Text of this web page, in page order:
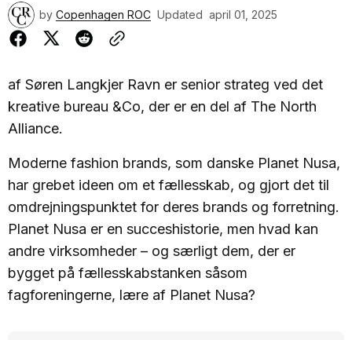
by Copenhagen ROC Updated april 01, 2025
af Søren Langkjer Ravn er senior strateg ved det
kreative bureau &Co, der er en del af The North
Alliance.
Moderne fashion brands, som danske Planet Nusa,
har grebet ideen om et fællesskab, og gjort det til
omdrejningspunktet for deres brands og forretning.
Planet Nusa er en succeshistorie, men hvad kan
andre virksomheder – og særligt dem, der er
bygget på fællesskabstanken såsom
fagforeningerne, lære af Planet Nusa?